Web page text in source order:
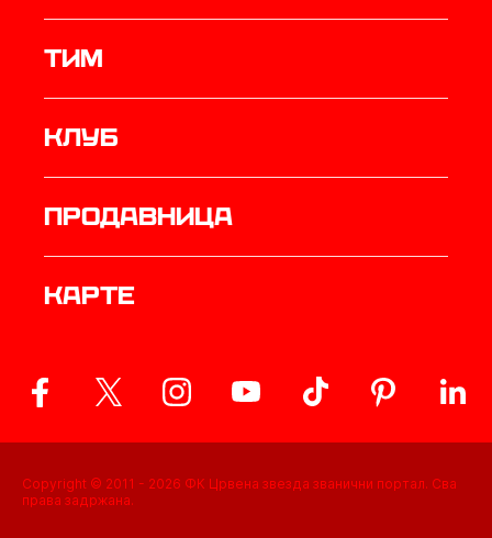
ТИМ
Клуб
продавница
Карте
Copyright © 2011 - 2026 ФК Црвена звезда званични портал. Сва
права задржана.